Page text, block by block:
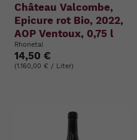
Château Valcombe,
Epicure rot Bio, 2022,
AOP Ventoux, 0,75 l
Rhonetal
14,50 €
(1.160,00 € / Liter)